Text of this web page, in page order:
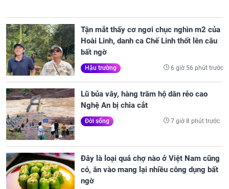
Tận mắt thấy cơ ngơi chục nghìn m2 của
Hoài Linh, danh ca Chế Linh thốt lên câu
bất ngờ
Hậu trường 6 giờ 56 phút trước
Lũ bủa vây, hàng trăm hộ dân rẻo cao
Nghệ An bị chia cắt
Đời sống 7 giờ 8 phút trước
Đây là loại quả chợ nào ở Việt Nam cũng
có, ăn vào mang lại nhiều công dụng bất
ngờ